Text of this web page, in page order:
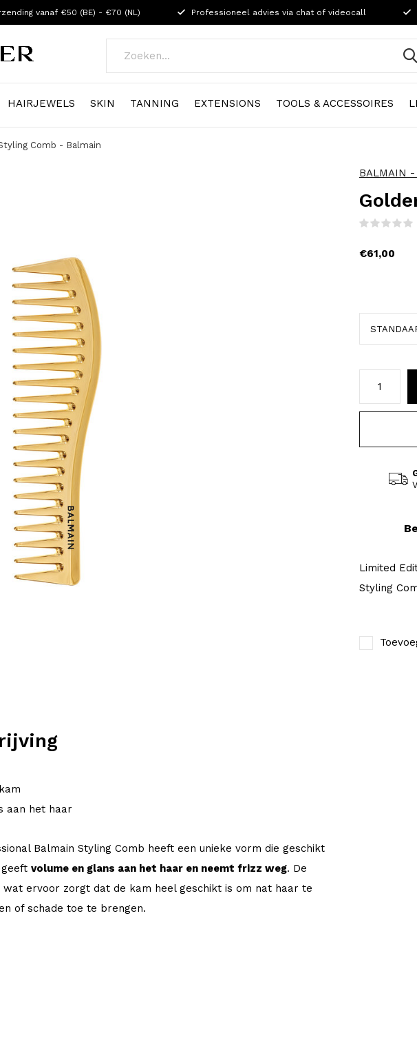
HAIRJEWELS SKIN TANNING EXTENSIONS TOOLS & ACCESSOIRES
vanaf €50 (BE) - €70 (NL) Professioneel advies via chat of videocall
Comb - Balmain
BALMAIN
€61,00
Limited
Styling
aan het haar
Balmain Styling Comb heeft een unieke vorm die geschikt
volume en glans aan het haar en neemt frizz weg. De
ervoor zorgt dat de kam heel geschikt is om nat haar te
of schade toe te brengen.